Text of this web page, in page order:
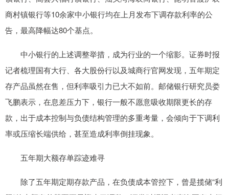
商村镇银行等10余家中小银行均在上月发布下调存款利率的公
告，最高降幅达80个基点。
中小银行的上述调整举措，成为行业的一个缩影。证券时报
记者梳理国有大行、各大股份行以及城商行官网发现，五年期定
存产品虽然在售，但利率吸引力已大不如前。邮储银行研究员娄
飞鹏表示，在息差压力下，银行一般不愿意吸收期限更长的存
款，出于成本控制与负债结构管理的多重考量，会倾向于下调利
率或压缩长端供给，甚至造成利率倒挂现象。
五年期大额存单踪迹难寻
除了五年期定期存款产品，在负债成本管控下，曾是揽储“利